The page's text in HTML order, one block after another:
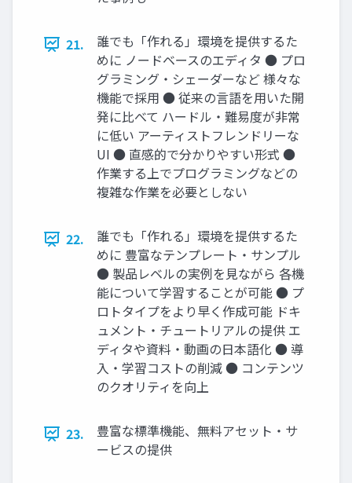
21.
誰でも「作れる」環境を提供するた
めに ノードベースのエディタ ● プロ
グラミング・シェーダーなど 様々な
機能で採用 ● 従来の言語を用いた開
発に比べて ハードル・難易度が非常
に低い アーティストフレンドリーな
UI ● 直感的で分かりやすい形式 ●
作業する上でプログラミングなどの
複雑な作業を必要としない
22.
誰でも「作れる」環境を提供するた
めに 豊富なテンプレート・サンプル
● 製品レベルの実例を見ながら 各機
能について学習することが可能 ● プ
ロトタイプをより早く作成可能 ドキ
ュメント・チュートリアルの提供 エ
ディタや資料・動画の日本語化 ● 導
入・学習コストの削減 ● コンテンツ
のクオリティを向上
23.
豊富な標準機能、無料アセット・サ
ービスの提供